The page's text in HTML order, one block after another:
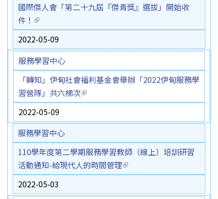
國際傑人會「第二十九屆『傑青獎』選拔」開始收
件！ (link is external)
2022-05-09
服務學習中心
「轉知」伊甸社會福利基金會舉辦「2022伊甸服務學
習營隊」共六梯次(link is external)
2022-05-09
服務學習中心
110學年度第二學期服務學習教師（線上）培訓研習
活動通知-給現代人的時間管理(link is external)
2022-05-03